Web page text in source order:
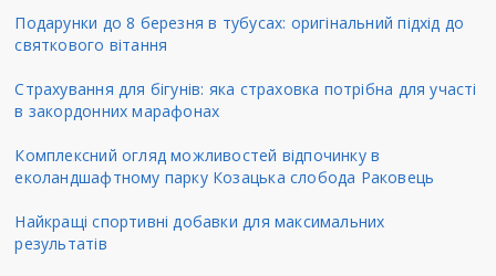
Подарунки до 8 березня в тубусах: оригінальний підхід до
святкового вітання
Страхування для бігунів: яка страховка потрібна для участі
в закордонних марафонах
Комплексний огляд можливостей відпочинку в
еколандшафтному парку Козацька слобода Раковець
Найкращі спортивні добавки для максимальних
результатів